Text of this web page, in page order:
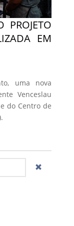
PROJETO
EM
uma nova
Venceslau
do Centro de